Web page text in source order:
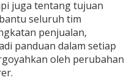
juga tentang tujuan
seluruh tim
penjualan,
panduan dalam setiap
oleh perubahan